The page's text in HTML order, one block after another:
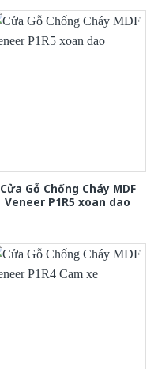
Cửa Gỗ Chống Cháy MDF
Veneer P1R5 xoan dao